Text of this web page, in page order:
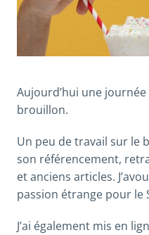
Aujourd’hui une
brouillon.
Un peu de travail sur le
son référencement,
et anciens articles.
passion étrange pour le
J’ai également mis en